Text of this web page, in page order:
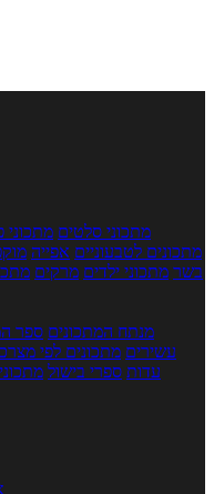
מתכוני סלטים מתכוני
מתכונים לטבעוניים אפייה
בשר מתכוני ילדים מרקים
מנתח המתכונים ספר
עשירים מתכונים לפי
עדות ספרי בישול